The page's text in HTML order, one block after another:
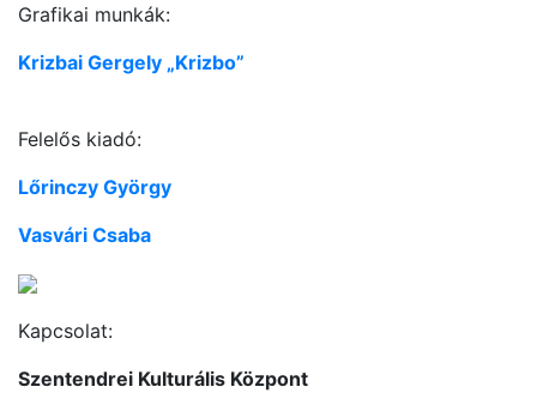
Grafikai munkák:
Krizbai Gergely „Krizbo”
Felelős kiadó:
Lőrinczy György
Vasvári Csaba
Kapcsolat:
Szentendrei Kulturális Központ